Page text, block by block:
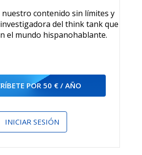
nuestro contenido sin límites y
del think tank que
el mundo hispanohablante.
POR 50 € / AÑO
INICIAR SESIÓN